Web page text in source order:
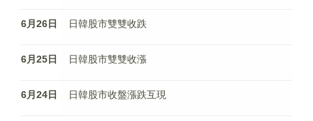
6月26日 日韓股市雙雙收跌
6月25日 日韓股市雙雙收漲
6月24日 日韓股市收盤漲跌互現